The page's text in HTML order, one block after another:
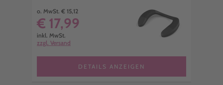
o. MwSt. € 15,12
€ 17,99
inkl. MwSt.
zzgl. Versand
DETAILS ANZEIGEN